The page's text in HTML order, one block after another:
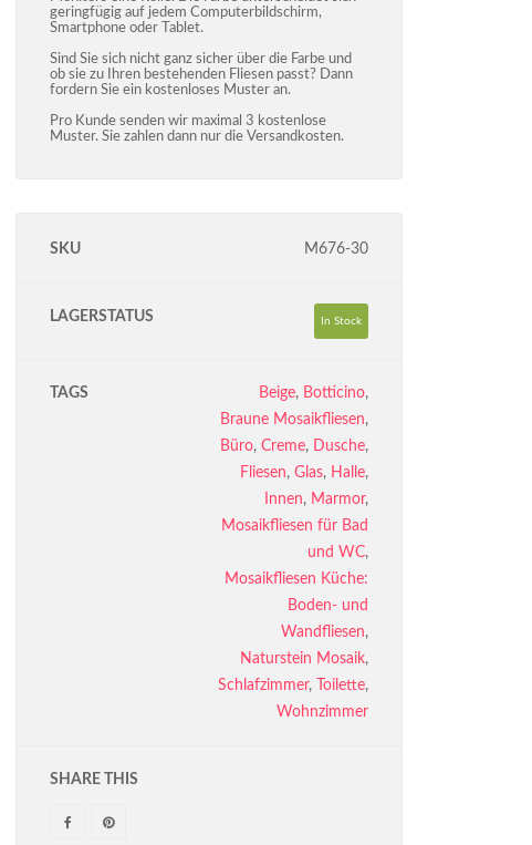
geringfügig auf jedem Computerbildschirm,
Smartphone oder Tablet.
Sind Sie sich nicht ganz sicher über die Farbe und
ob sie zu Ihren bestehenden Fliesen passt? Dann
fordern Sie ein kostenloses Muster an.
Pro Kunde senden wir maximal 3 kostenlose
Muster. Sie zahlen dann nur die Versandkosten.
SKU M676-30
LAGERSTATUS In Stock
TAGS Beige, Botticino,
Braune Mosaikfliesen,
Büro, Creme, Dusche,
Fliesen, Glas, Halle,
Innen, Marmor,
Mosaikfliesen für Bad
und WC,
Mosaikfliesen Küche:
Boden- und
Wandfliesen,
Naturstein Mosaik,
Schlafzimmer, Toilette,
Wohnzimmer
SHARE THIS